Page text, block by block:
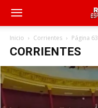
Inicio Corrientes Página 63
CORRIENTES